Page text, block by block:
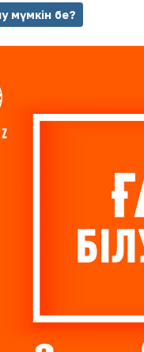
мүмкін бе?